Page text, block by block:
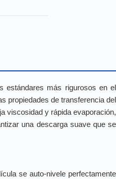
estándares más rigurosos en el
propiedades de transferencia del
viscosidad y rápida evaporación,
una descarga suave que se
se auto-nivele perfectamente